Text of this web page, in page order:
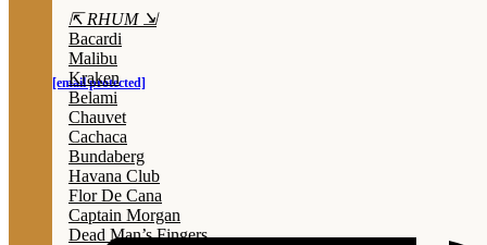
[email protected]
⇱ RHUM ⇲
Bacardi
Malibu
Kraken
Belami
Chauvet
Cachaca
Bundaberg
Havana Club
Flor De Cana
Captain Morgan
Dead Man’s Fingers